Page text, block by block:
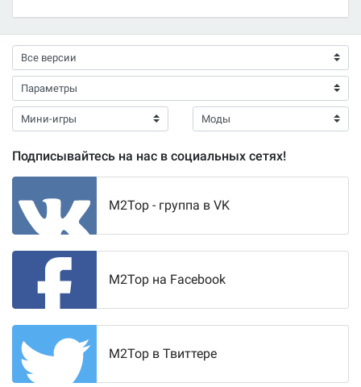
Подписывайтесь на нас в социальных сетях!
M2Top - группа в VK
M2Top на Facebook
M2Top в Твиттере